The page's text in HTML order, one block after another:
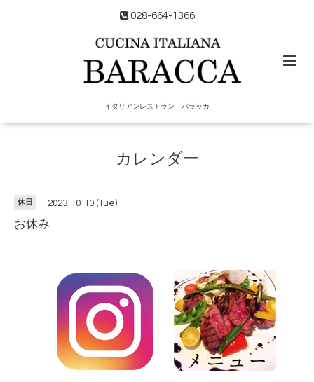
028-664-1366
イタリアンレストラン バラッカ
カレンダー
休日 2023-10-10 (Tue)
お休み